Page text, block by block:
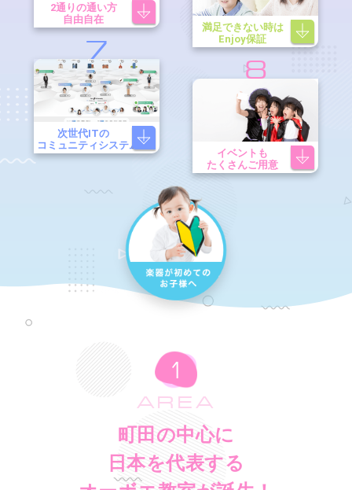
2通りの通い方
自由自在
満足できない時は
Enjoy保証
7
次世代ITの
コミュニティシステム
8
イベントも
たくさんご用意
AREA
町田の中心に
日本を代表する